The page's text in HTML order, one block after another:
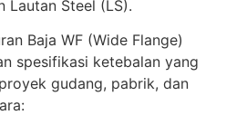
Lautan Steel (LS).
Baja WF (Wide Flange)
spesifikasi ketebalan yang
gudang, pabrik, dan